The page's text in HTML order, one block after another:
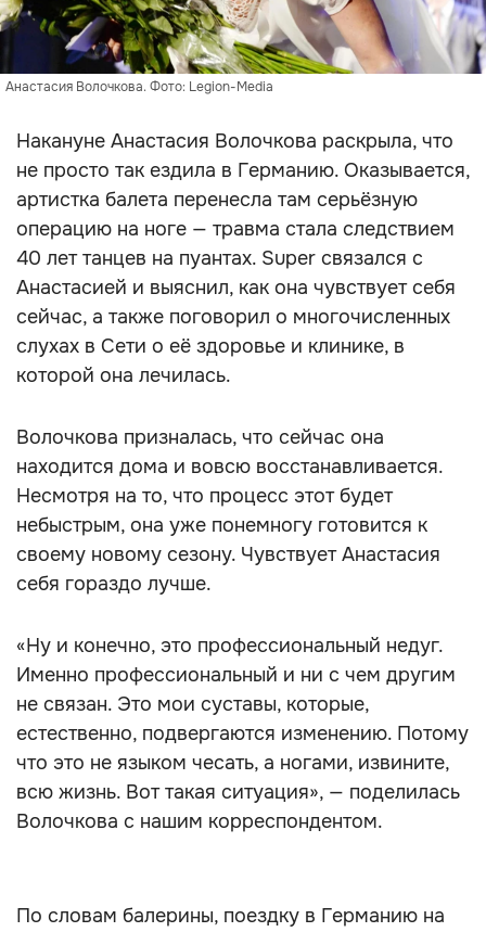
Анастасия Волочкова. Фото: Legion-Media
Накануне Анастасия Волочкова раскрыла, что
не просто так ездила в Германию. Оказывается,
артистка балета перенесла там серьёзную
операцию на ноге — травма стала следствием
40 лет танцев на пуантах. Super связался с
Анастасией и выяснил, как она чувствует себя
сейчас, а также поговорил о многочисленных
слухах в Сети о её здоровье и клинике, в
которой она лечилась.
Волочкова призналась, что сейчас она
находится дома и вовсю восстанавливается.
Несмотря на то, что процесс этот будет
небыстрым, она уже понемногу готовится к
своему новому сезону. Чувствует Анастасия
себя гораздо лучше.
«Ну и конечно, это профессиональный недуг.
Именно профессиональный и ни с чем другим
не связан. Это мои суставы, которые,
естественно, подвергаются изменению. Потому
что это не языком чесать, а ногами, извините,
всю жизнь. Вот такая ситуация», — поделилась
Волочкова с нашим корреспондентом.
По словам балерины, поездку в Германию на